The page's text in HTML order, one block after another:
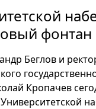
фонтан
Беглов и
Кропачев